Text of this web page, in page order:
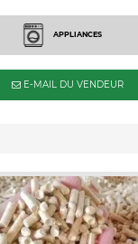
APPLIANCES
E-MAIL DU VENDEUR